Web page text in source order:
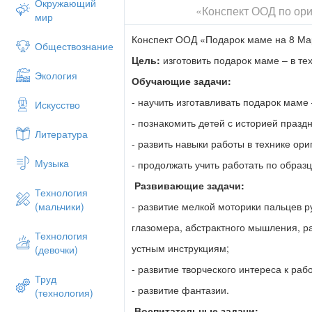
Окружающий
мир
Обществознание
Экология
Искусство
Литература
Музыка
Технология
(мальчики)
Технология
(девочки)
Труд
(технология)
Отечественной войны за их вклад в
стране день 8 Марта отмечается
Практическая часть.
- На праздник принято дарить подарки,
- Как вы думаете, что можно подарить
- Правильно! Но самый лучший
- Я хочу предложить вам сделать
Прежде чем мы приступим к работе,
-Ими нельзя играть.
- Надо передавать ножницы кольцами
-Нельзя их класть на край стола.
-Нельзя оставлять их в раскрытом виде.
-Нельзя ходить с ними по группе.
А кто помнит правила безопасной
-Клей нельзя брать в рот.
«Конспект ООД по
Конспект ООД «Подарок маме на 8
Цель: изготовить подарок маме – в
Обучающие задачи:
- научить изготавливать подарок
- познакомить детей с историей
- развить навыки работы в технике
- продолжать учить работать по
Развивающие задачи:
- развитие мелкой моторики пальцев
глазомера, абстрактного мышления,
устным инструкциям;
- развитие творческого интереса к
- развитие фантазии.